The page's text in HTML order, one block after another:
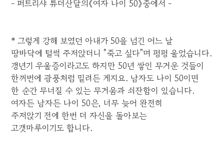
- 퍼트리샤 튜더산달의《여자 나이 50》중에서 -
* 그렇게 강해 보였던 아내가 50을 넘긴 어느 날
땅바닥에 털썩 주저앉더니 "죽고 싶다"며 펑펑 울었습니다.
갱년기 우울증이라고도 하지만 50년 쌓인 무거운 것들이
한꺼번에 광풍처럼 밀려든 게지요. 남자도 나이 50이면
한 순간 무너질 수 있는 무거움과 쇠잔함이 있습니다.
여자든 남자든 나이 50은, 너무 늦어 완전히
주저앉기 전에 한번 더 자신을 돌아보는
고갯마루이기도 합니다.